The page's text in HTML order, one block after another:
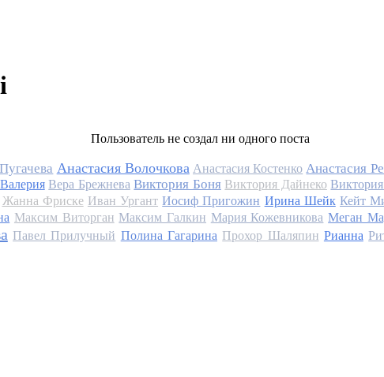
Пользователь не создал ни одного поста
Анастасия Волочкова Анастасия Костенко Анастасия
Валерия Вера Брежнева Виктория Боня Виктория Дайнеко
Жанна Фриске Иван Ургант Иосиф Пригожин Ирина Шейк Кейт
Максим Виторган Максим Галкин Мария Кожевникова Меган
Павел Прилучный Полина Гагарина Прохор Шаляпин Рианна